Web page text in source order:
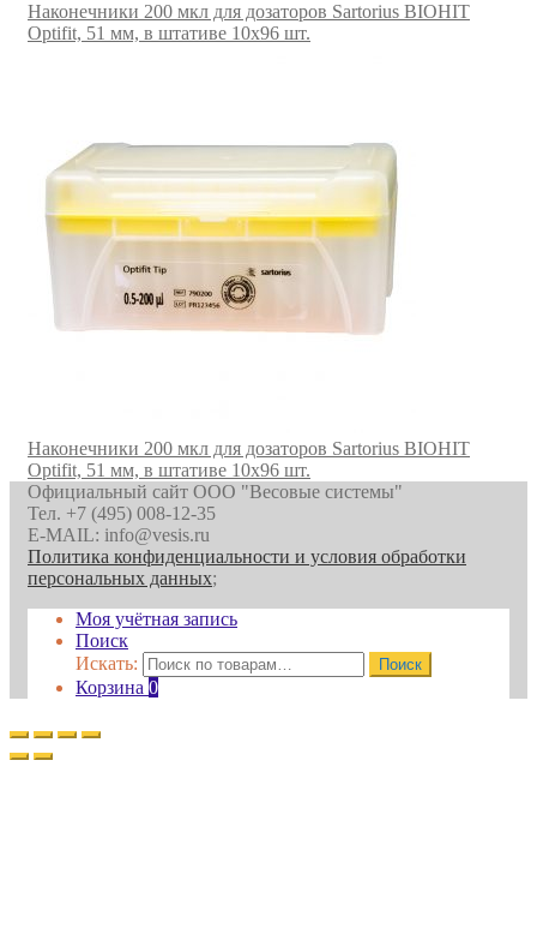
Наконечники 200 мкл для дозаторов Sartorius BIOHIT
Optifit, 51 мм, в штативе 10х96 шт.
Наконечники 200 мкл для дозаторов Sartorius BIOHIT
Optifit, 51 мм, в штативе 10х96 шт.
Официальный сайт ООО "Весовые системы"
Тел. +7 (495) 008-12-35
E-MAIL: info@vesis.ru
Политика конфиденциальности и условия обработки
персональных данных;
Моя учётная запись
Поиск
Искать:
Поиск
Корзина 0